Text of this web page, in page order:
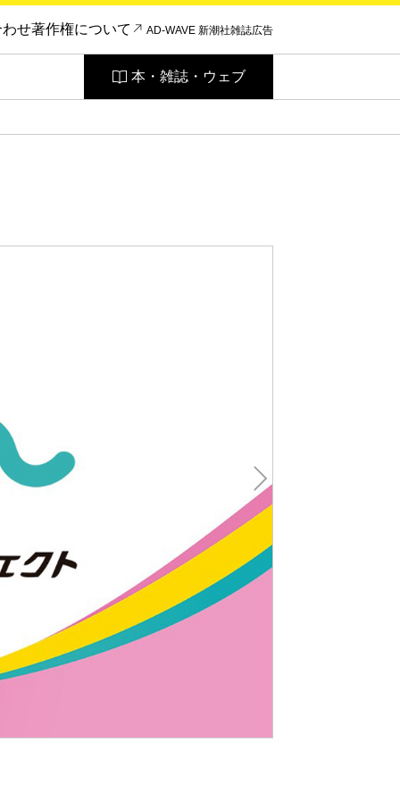
わせ著作権について AD-WAVE 新潮社雑誌広告
本・雑誌・ウェブ
Nex